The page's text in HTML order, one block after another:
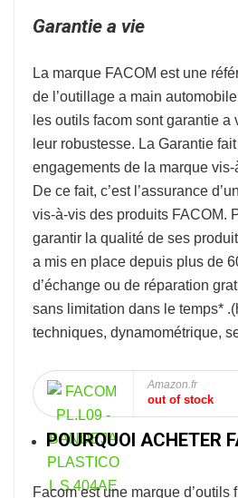
Garantie a vie
La marque FACOM est une
de l’outillage a main automobile
les outils facom sont garantie a
leur robustesse. La Garantie
engagements de la marque
De ce fait, c’est l’assurance
vis-à-vis des produits FACOM.
garantir la qualité de ses
a mis en place depuis plus de
d’échange ou de réparation
sans limitation dans le temps* .
techniques, dynamométrique,
Amazon.fr
out of stock
POURQUOI ACHETER
Facomest une marque d’outils